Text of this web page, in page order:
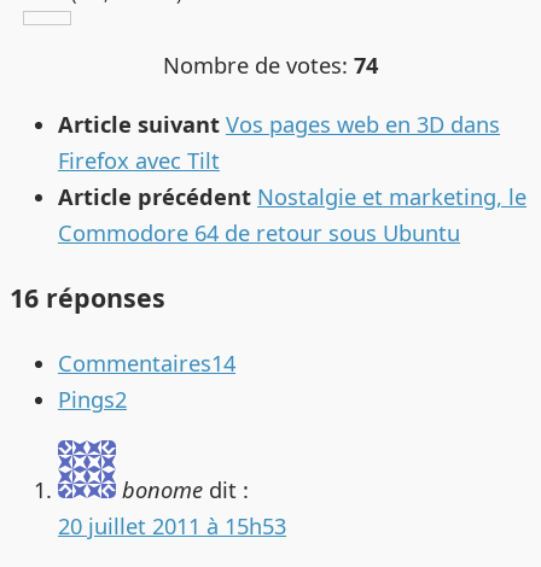
Nombre de votes: 74
Article suivant Vos pages web en 3D dans
Firefox avec Tilt
Article précédent Nostalgie et marketing, le
Commodore 64 de retour sous Ubuntu
16 réponses
Commentaires14
Pings2
bonome dit :
20 juillet 2011 à 15h53